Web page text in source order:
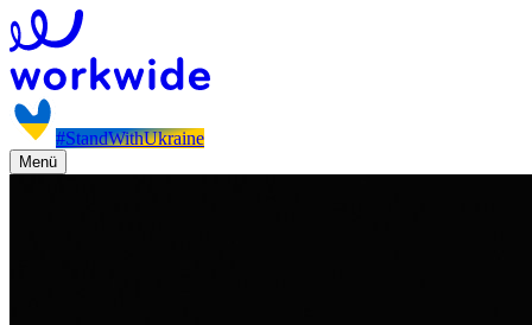
#StandWithUkraine
Menü